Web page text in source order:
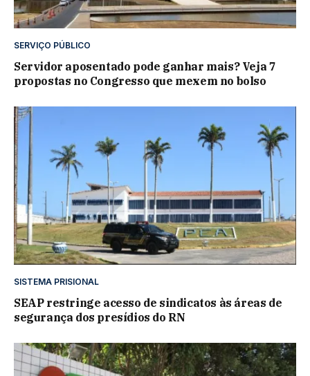
SERVIÇO PÚBLICO
Servidor aposentado pode ganhar mais? Veja 7
propostas no Congresso que mexem no bolso
SISTEMA PRISIONAL
SEAP restringe acesso de sindicatos às áreas de
segurança dos presídios do RN